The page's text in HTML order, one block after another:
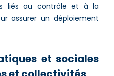
liés au contrôle et à la
assurer un déploiement
et sociales